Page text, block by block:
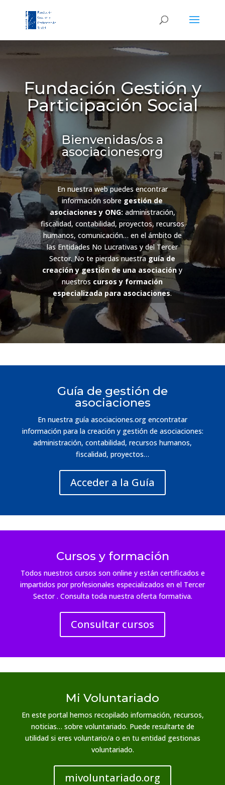
Fundación Gestión y
Participación Social
Bienvenidas/os a
asociaciones.org
En nuestra web puedes encontrar
información sobre gestión de
asociaciones y ONG: administración,
fiscalidad, contabilidad, proyectos, recursos
humanos, comunicación… en el ámbito de
las Entidades No Lucrativas y del Tercer
Sector. No te pierdas nuestraguía de
creación y gestión de una asociación y
nuestros cursos y formación
especializada para asociaciones.
Guía de gestión de
asociaciones
En nuestra guía asociaciones.org encontratar
información para la creación y gestión de asociaciones:
administración, contabilidad, recursos humanos,
fiscalidad, proyectos…
Acceder a la Guía
Cursos y formación
Todos nuestros cursos son online y están certificados e
impartidos por profesionales especializados en el Tercer
Sector . Consulta toda nuestra oferta formativa.
Consultar cursos
Mi Voluntariado
En este portal hemos recopilado información, recursos,
noticias… sobre voluntariado. Puede resultarte de
utilidad si eres voluntario/a o en tu entidad gestionas
voluntariado.
mivoluntariado.org